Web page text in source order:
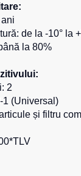
de la -10° la
la 80%
2
(Universal)
și filtru